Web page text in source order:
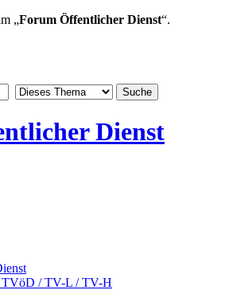
„Forum Öffentlicher Dienst“.
TVöD / TV-L / TV-H